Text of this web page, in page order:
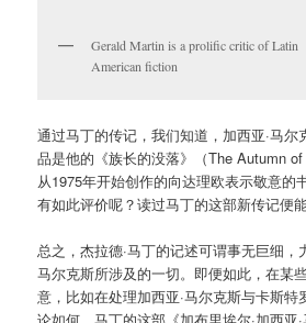
Gerald Martin is a prolific critic of Latin
American fiction
通过马丁的传记，我们知道，加西亚·马
品是他的《族长的没落》（The Autumn
从1975年开始创作的向达理欧表示敬意的
有如此评价呢？读过马丁的这部新传记便
总之，杰拉德·马丁的记述可谓事无巨细，
马尔克斯所涉及的一切。即便如此，在某
意，比如在处理加西亚·马尔克斯与卡斯